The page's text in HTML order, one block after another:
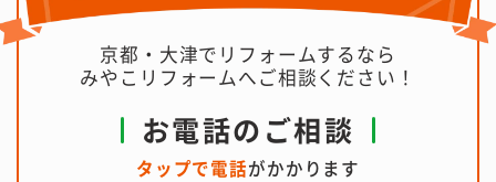
京都・大津でリフォームするなら
みやこリフォームへご相談ください！
お電話のご相談
タップで電話がかかります